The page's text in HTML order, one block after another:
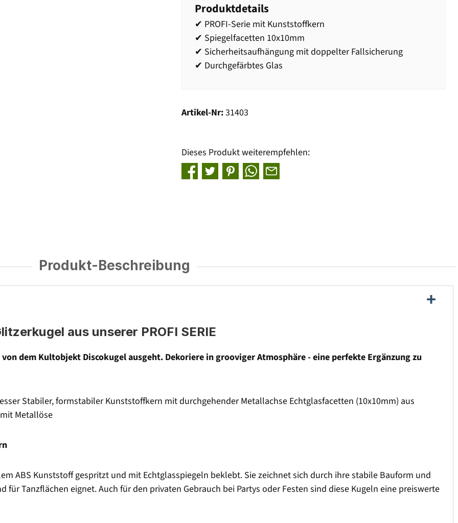
Produktdetails
✔ PROFI-Serie mit Kunststoffkern
✔ Spiegelfacetten 10x10mm
✔ Sicherheitsaufhängung mit doppelter Fallsicherung
✔ Durchgefärbtes Glas
Artikel-Nr:31403
Dieses Produkt weiterempfehlen:
Produkt-Beschreibung
aus unserer PROFI SERIE
dem Kultobjekt Discokugel ausgeht. Dekoriere in grooviger Atmosphäre - eine perfekte Ergänzung zu
Stabiler, formstabiler Kunststoffkern mit durchgehender Metallachse Echtglasfacetten (10x10mm) aus
Metallöse
ABS Kunststoff gespritzt und mit Echtglasspiegeln beklebt. Sie zeichnet sich durch ihre stabile Bauform und
für Tanzflächen eignet. Auch für den privaten Gebrauch bei Partys oder Festen sind diese Kugeln eine preiswerte